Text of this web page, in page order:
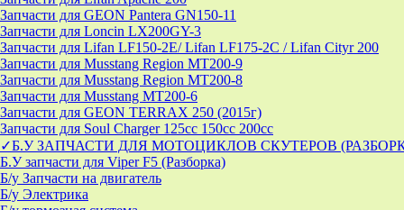
Запчасти для GEON Pantera GN150-11
Запчасти для Loncin LX200GY-3
Запчасти для Lifan LF150-2E/ Lifan LF175-2C / Lifan Cityr 200
Запчасти для Musstang Region MT200-9
Запчасти для Musstang Region MT200-8
Запчасти для Musstang MT200-6
Запчасти для GEON TERRAX 250 (2015г)
Запчасти для Soul Charger 125сс 150cc 200сс
✓Б.У ЗАПЧАСТИ ДЛЯ МОТОЦИКЛОВ СКУТЕРОВ
Б.У запчасти для Viper F5 (Разборка)
Б/у Запчасти на двигатель
Б/у Электрика